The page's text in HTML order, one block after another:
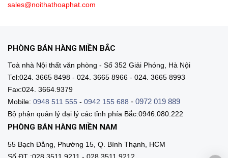
sales@noithathoaphat.com
PHÒNG BÁN HÀNG MIỀN BẮC
Toà nhà Nội thất văn phòng - Số 352 Giải Phóng, Hà Nội
Tel:024. 3665 8498 - 024. 3665 8966 - 024. 3665 8993
Fax:024. 3664.9379
Mobile: 0948 511 555 - 0942 155 688 - 0972 019 889
Bộ phận quản lý đại lý các tỉnh phía Bắc:0946.080.222
PHÒNG BÁN HÀNG MIỀN NAM
55 Bạch Đằng, Phường 15, Q. Bình Thạnh, HCM